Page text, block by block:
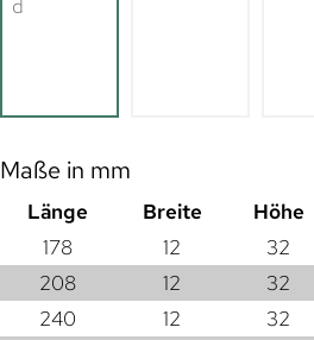
Maße in mm
Länge Breite Höhe
178
12 32
208
12 32
240
12 32